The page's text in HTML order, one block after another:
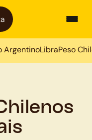
ArgentinoLibraPeso